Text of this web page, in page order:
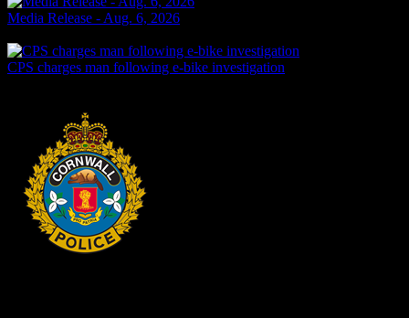
Media Release - Aug. 6, 2026
CPS charges man following e-bike investigation